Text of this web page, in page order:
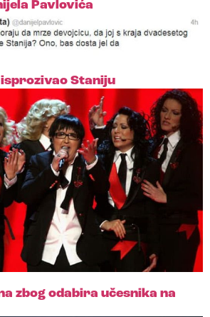
Pavlovića
Staniju
zbog odabira učesnika na